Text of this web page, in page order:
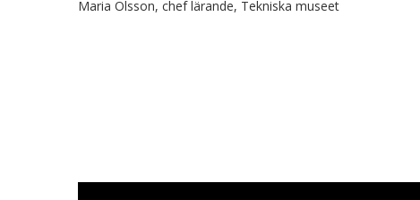
Maria Olsson, chef lärande, Tekniska museet